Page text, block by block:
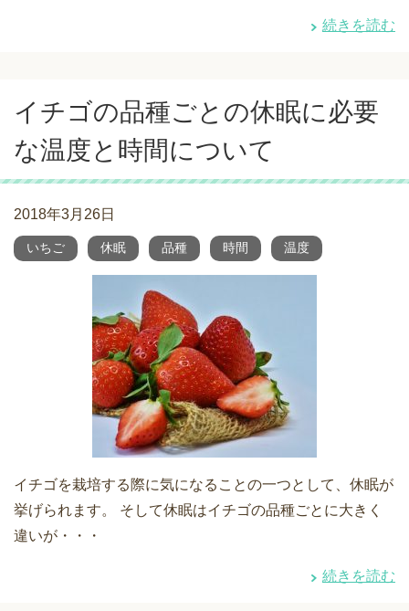
続きを読む
イチゴの品種ごとの休眠に必要
な温度と時間について
2018年3月26日
いちご 休眠 品種 時間 温度
イチゴを栽培する際に気になることの一つとして、休眠が
挙げられます。 そして休眠はイチゴの品種ごとに大きく
違いが・・・
続きを読む